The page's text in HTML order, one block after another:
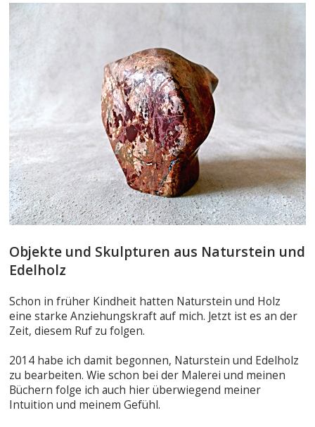
Objekte und Skulpturen aus Naturstein und
Edelholz
Schon in früher Kindheit hatten Naturstein und Holz
eine starke Anziehungskraft auf mich. Jetzt ist es an der
Zeit, diesem Ruf zu folgen.
2014 habe ich damit begonnen, Naturstein und Edelholz
zu bearbeiten. Wie schon bei der Malerei und meinen
Büchern folge ich auch hier überwiegend meiner
Intuition und meinem Gefühl.